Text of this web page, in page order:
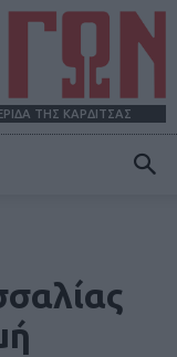
ΤΗΣ ΚΑΡΔΙΤΣΑΣ